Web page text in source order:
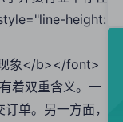
height:
象</b></font>
着双重含义。一
单。另一方面，